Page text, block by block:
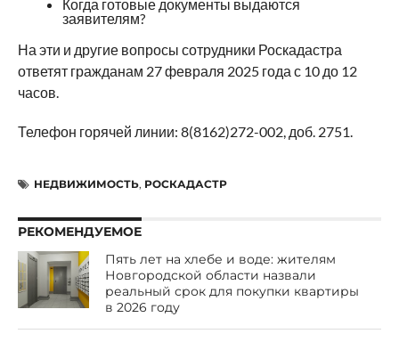
Когда готовые документы выдаются
заявителям?
На эти и другие вопросы сотрудники Роскадастра
ответят гражданам 27 февраля 2025 года с 10 до 12
часов.
Телефон горячей линии: 8(8162)272-002, доб. 2751.
НЕДВИЖИМОСТЬ, РОСКАДАСТР
РЕКОМЕНДУЕМОЕ
Пять лет на хлебе и воде: жителям
Новгородской области назвали
реальный срок для покупки квартиры
в 2026 году